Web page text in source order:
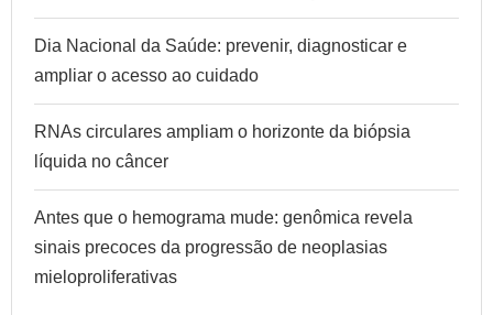
Dia Nacional da Saúde: prevenir, diagnosticar e
ampliar o acesso ao cuidado
RNAs circulares ampliam o horizonte da biópsia
líquida no câncer
Antes que o hemograma mude: genômica revela
sinais precoces da progressão de neoplasias
mieloproliferativas